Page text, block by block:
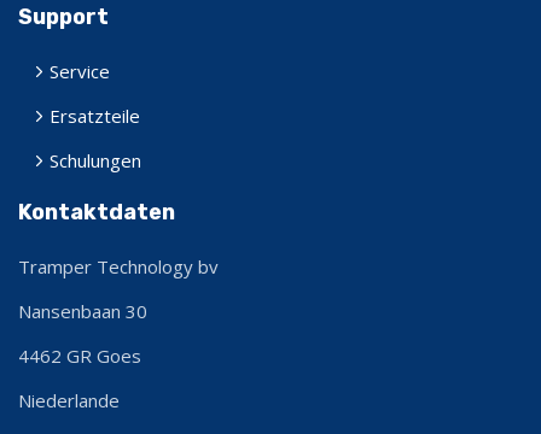
Support
Service
Ersatzteile
Schulungen
Kontaktdaten
Tramper Technology bv
Nansenbaan 30
4462 GR Goes
Niederlande